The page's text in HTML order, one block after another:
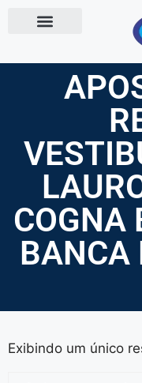
COGNA
BANCA
Exibindo um único